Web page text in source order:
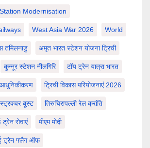
Modernisation
West Asia War 2026 World
तमिलनाडु अमृत भारत स्टेशन योजना ट्रिची
कुन्नूर स्टेशन नीलगिरि टॉय ट्रेन यात्रा भारत
ट्रिची विकास परियोजनाएं 2026
बूस्ट तिरुचिरापल्ली रेल क्रांति
ट्रेन सेवाएं पीएम मोदी
ट्रेन फ्लैग ऑफ